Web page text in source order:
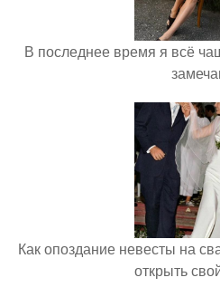
В последнее время я всё
Как опоздание невесты на
открыть